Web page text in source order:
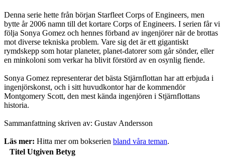
Denna serie hette från början Starfleet Corps of Engineers, men
bytte år 2006 namn till det kortare Corps of Engineers. I serien får vi
följa Sonya Gomez och hennes förband av ingenjörer när de brottas
mot diverse tekniska problem. Vare sig det är ett gigantiskt
rymdskepp som hotar planeter, planet-datorer som går sönder, eller
en minkoloni som verkar ha blivit förstörd av en osynlig fiende.
Sonya Gomez representerar det bästa Stjärnflottan har att erbjuda i
ingenjörskonst, och i sitt huvudkontor har de kommendör
Montgomery Scott, den mest kända ingenjören i Stjärnflottans
historia.
Sammanfattning skriven av: Gustav Andersson
Läs mer: Hitta mer om bokserien bland våra teman.
Titel Utgiven Betyg